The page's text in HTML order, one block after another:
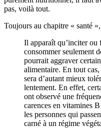
pas, voilà tout.
Toujours au chapitre « santé
Il apparaît qu’inciter ou
consommer seulement
pourrait aggraver
alimentaire. En tout
sera d’autant mieux
lentement. En effet,
ont observé une
carences en vitamines
les personnes qui
carné à un régime